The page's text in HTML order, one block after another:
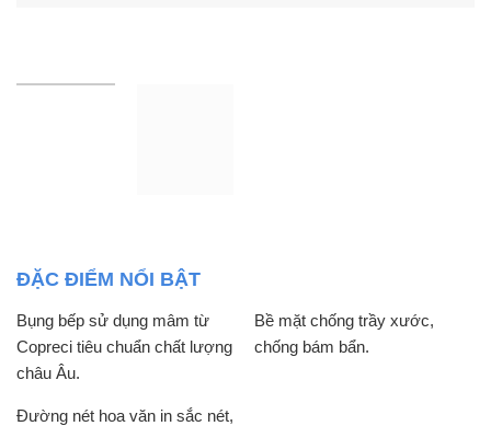
ĐẶC ĐIỂM NỔI BẬT
Bụng bếp sử dụng mâm từ
Copreci tiêu chuẩn chất lượng
châu Âu.
Bề mặt chống trầy xước,
chống bám bẩn.
Đường nét hoa văn in sắc nét,